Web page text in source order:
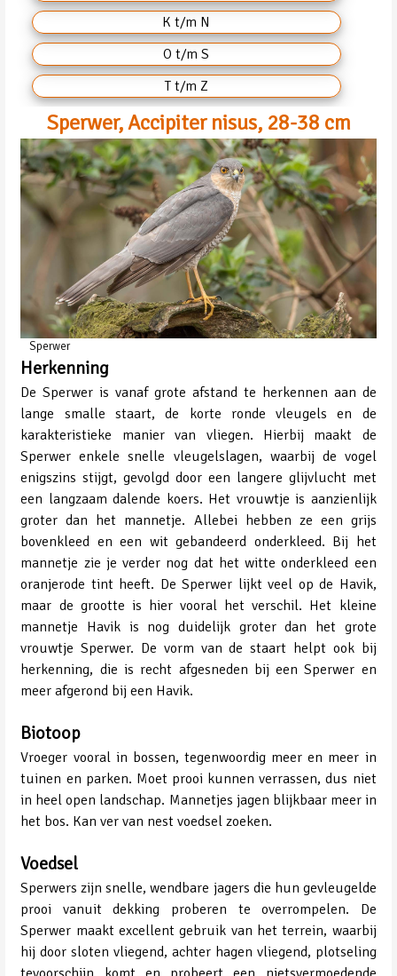
K t/m N
O t/m S
T t/m Z
Sperwer, Accipiter nisus, 28-38 cm
Sperwer
Herkenning
De Sperwer is vanaf grote afstand te herkennen aan de
lange smalle staart, de korte ronde vleugels en de
karakteristieke manier van vliegen. Hierbij maakt de
Sperwer enkele snelle vleugelslagen, waarbij de vogel
enigszins stijgt, gevolgd door een langere glijvlucht met
een langzaam dalende koers. Het vrouwtje is aanzienlijk
groter dan het mannetje. Allebei hebben ze een grijs
bovenkleed en een wit gebandeerd onderkleed. Bij het
mannetje zie je verder nog dat het witte onderkleed een
oranjerode tint heeft. De Sperwer lijkt veel op de Havik,
maar de grootte is hier vooral het verschil. Het kleine
mannetje Havik is nog duidelijk groter dan het grote
vrouwtje Sperwer. De vorm van de staart helpt ook bij
herkenning, die is recht afgesneden bij een Sperwer en
meer afgerond bij een Havik.
Biotoop
Vroeger vooral in bossen, tegenwoordig meer en meer in
tuinen en parken. Moet prooi kunnen verrassen, dus niet
in heel open landschap. Mannetjes jagen blijkbaar meer in
het bos. Kan ver van nest voedsel zoeken.
Voedsel
Sperwers zijn snelle, wendbare jagers die hun gevleugelde
prooi vanuit dekking proberen te overrompelen. De
Sperwer maakt excellent gebruik van het terrein, waarbij
hij door sloten vliegend, achter hagen vliegend, plotseling